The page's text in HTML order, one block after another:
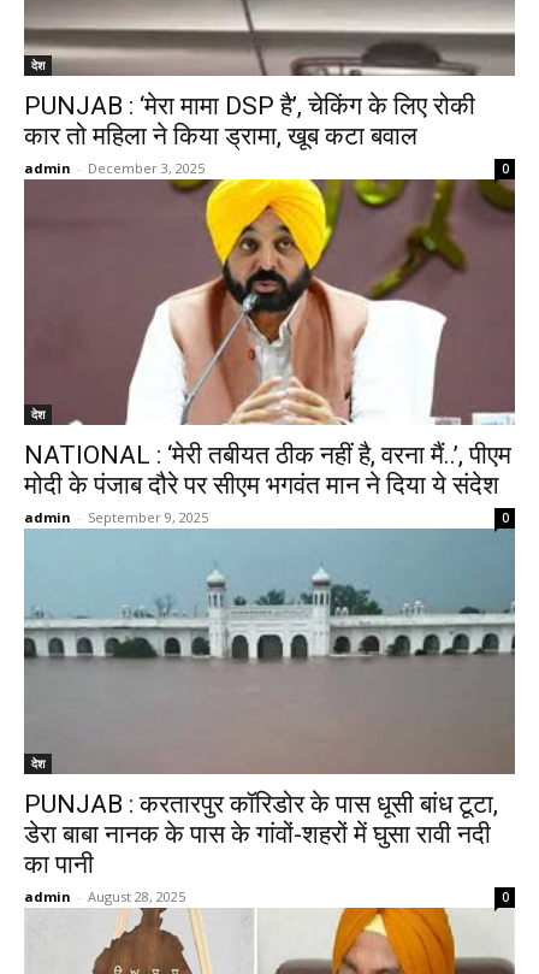
देश
PUNJAB : ‘मेरा मामा DSP है’, चेकिंग के लिए रोकी
कार तो महिला ने किया ड्रामा, खूब कटा बवाल
admin - December 3, 2025 0
देश
NATIONAL : ‘मेरी तबीयत ठीक नहीं है, वरना मैं..’, पीएम
मोदी के पंजाब दौरे पर सीएम भगवंत मान ने दिया ये संदेश
admin - September 9, 2025 0
देश
PUNJAB : करतारपुर कॉरिडोर के पास धूसी बांध टूटा,
डेरा बाबा नानक के पास के गांवों-शहरों में घुसा रावी नदी
का पानी
admin - August 28, 2025 0